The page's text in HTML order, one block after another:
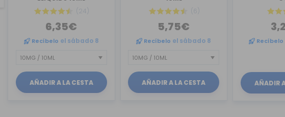
(24)
6,35€
Recíbelo el sábado 8
AÑADIR A LA CESTA
(6)
5,75€
Recíbelo el sábado 8
AÑADIR A LA CESTA
Recíbelo
AÑADIR